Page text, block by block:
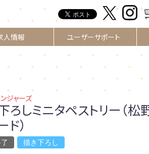
人情報 ユーザーサポート
ジャーズ
ろしミニタペストリー（
ド）
描き下ろし